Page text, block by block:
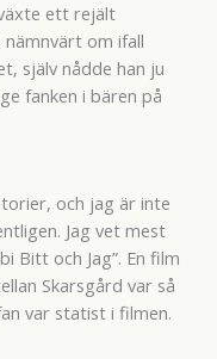
ett rejält
om ifall
själv nådde han ju
fanken i bären på
och jag är inte
Jag vet mest
Bitt och Jag”. En film
Skarsgård var så
var statist i filmen.